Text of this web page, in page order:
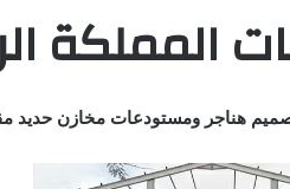
المملكة
هناجر ومستودعات مخازن حديد